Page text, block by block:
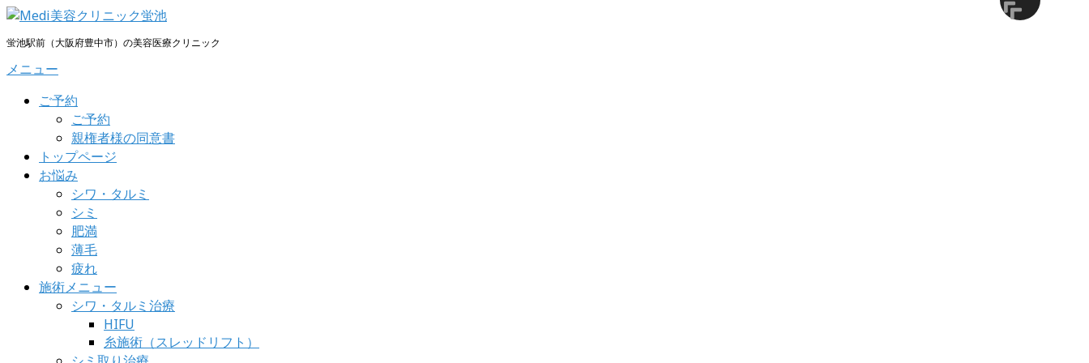
コ
ン
テ
ン
蛍池駅前（大阪府豊中市）の美容医療クリニック
メニュー
ご予約
ご予約
親権者様の同意書
トップページ
お悩み
シワ・タルミ
シミ
肥満
薄毛
疲れ
施術メニュー
シワ・タルミ治療
HIFU
糸施術（スレッドリフト）